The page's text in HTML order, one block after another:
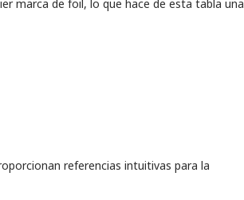
marca de foil, lo que hace de esta tabla una
referencias intuitivas para la